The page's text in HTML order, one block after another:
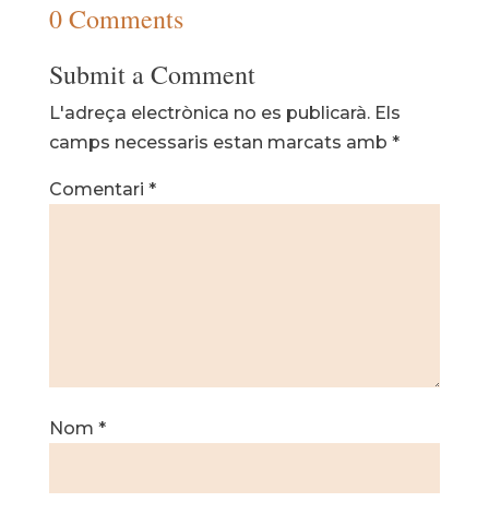
0 Comments
Submit a Comment
L'adreça electrònica no es publicarà. Els
camps necessaris estan marcats amb *
Comentari *
Nom *